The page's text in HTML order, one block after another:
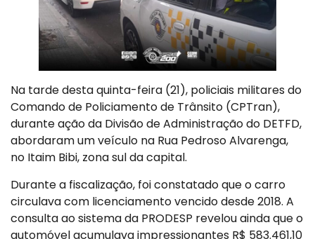
Na tarde desta quinta-feira (21), policiais militares do
Comando de Policiamento de Trânsito (CPTran),
durante ação da Divisão de Administração do DETFD,
abordaram um veículo na Rua Pedroso Alvarenga,
no Itaim Bibi, zona sul da capital.
Durante a fiscalização, foi constatado que o carro
circulava com licenciamento vencido desde 2018. A
consulta ao sistema da PRODESP revelou ainda que o
automóvel acumulava impressionantes R$ 583.461,10